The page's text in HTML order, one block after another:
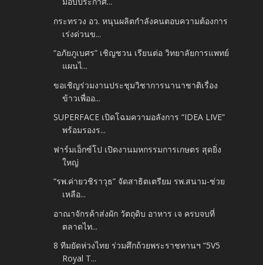
กระทรวง อว. หนุนผลิตกำลังคนตอบความต้องการ
เร่งด่วนข...
“อภัยภูเบศร” เชิญชวน เรียนต่อ วิทยาลัยการแพทย์
แผนไ...
ขอเชิญร่วมงานประชุมวิชาการนานาชาติเรื่อง
ข้าวเพื่ออ...
SUPERFACE เปิดโฉมความอลังการ “IDEA LIVE”
พร้อมรองร...
ฟาร์มเอ็กซ์โป เปิดงานมหกรรมการเกษตร สุดยิ่ง
ใหญ่
“รพ.ค่ายวชิราวุธ” จัดสาธิตเตรียม รพ.สนาม-ช่วย
เหลือ...
อาณาจักรค้าส่งผัก วัตถุดิบ อาหาร เจ ครบจบที่
ตลาดไท...
8 ทีมยัดห่วงไทย ร่วมศึกถ้วยพระราชทานฯ “5V5
Royal T...